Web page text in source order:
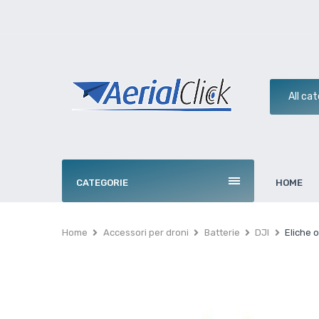
CATEGORIE HOME
Home Accessori per droni Batterie DJI Eliche